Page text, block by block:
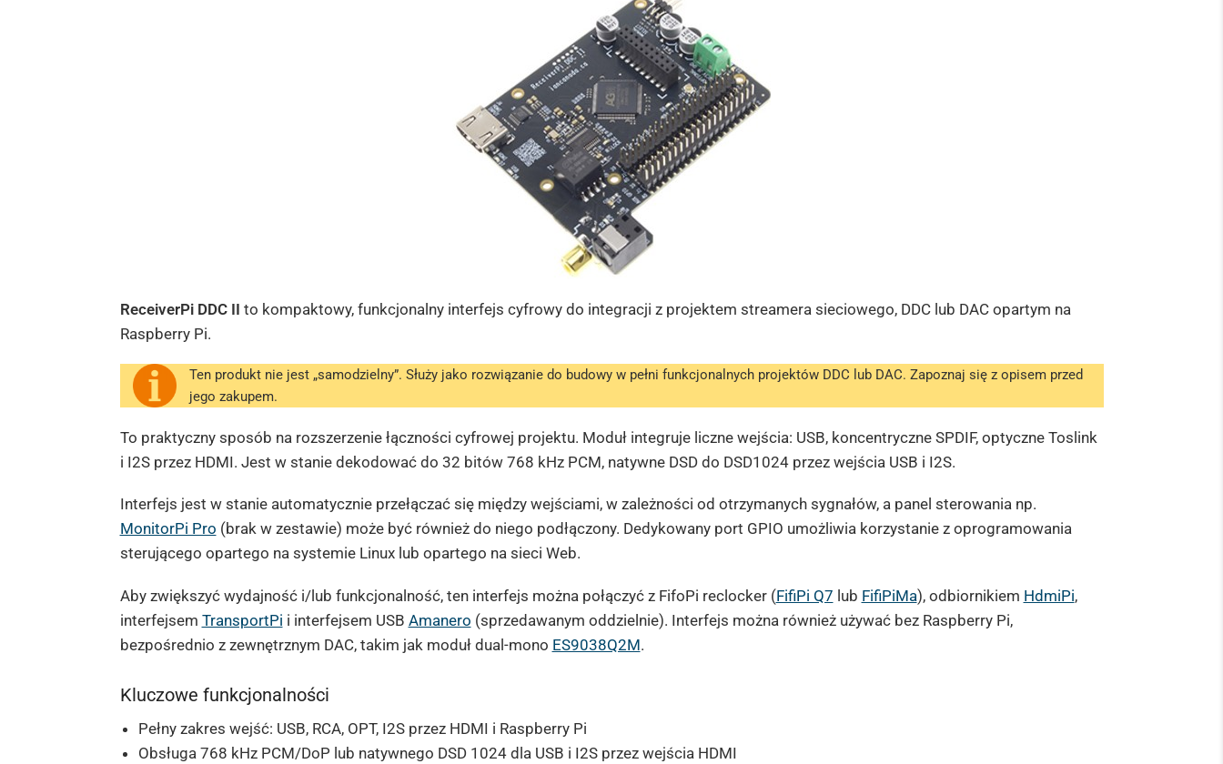
ReceiverPi DDC II to kompaktowy, funkcjonalny interfejs cyfrowy do integracji z projektem streamera sieciowego, DDC lub DAC opartym na
Raspberry Pi.
Ten produkt nie jest „samodzielny”. Służy jako rozwiązanie do budowy w pełni funkcjonalnych projektów DDC lub DAC. Zapoznaj się z opisem przed
jego zakupem.
To praktyczny sposób na rozszerzenie łączności cyfrowej projektu. Moduł integruje liczne wejścia: USB, koncentryczne SPDIF, optyczne Toslink
i I2S przez HDMI. Jest w stanie dekodować do 32 bitów 768 kHz PCM, natywne DSD do DSD1024 przez wejścia USB i I2S.
Interfejs jest w stanie automatycznie przełączać się między wejściami, w zależności od otrzymanych sygnałów, a panel sterowania np.
MonitorPi Pro (brak w zestawie) może być również do niego podłączony. Dedykowany port GPIO umożliwia korzystanie z oprogramowania
sterującego opartego na systemie Linux lub opartego na sieci Web.
Aby zwiększyć wydajność i/lub funkcjonalność, ten interfejs można połączyć z FifoPi reclocker (FifiPi Q7 lub FifiPiMa), odbiornikiem HdmiPi,
interfejsem TransportPi i interfejsem USB Amanero (sprzedawanym oddzielnie). Interfejs można również używać bez Raspberry Pi,
bezpośrednio z zewnętrznym DAC, takim jak moduł dual-mono ES9038Q2M.
Kluczowe funkcjonalności
Pełny zakres wejść: USB, RCA, OPT, I2S przez HDMI i Raspberry Pi
Obsługa 768 kHz PCM/DoP lub natywnego DSD 1024 dla USB i I2S przez wejścia HDMI